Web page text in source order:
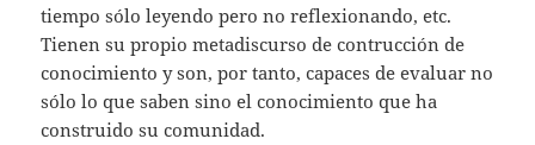
tiempo sólo leyendo pero no reflexionando, etc.
Tienen su propio metadiscurso de contrucción de
conocimiento y son, por tanto, capaces de evaluar no
sólo lo que saben sino el conocimiento que ha
construido su comunidad.